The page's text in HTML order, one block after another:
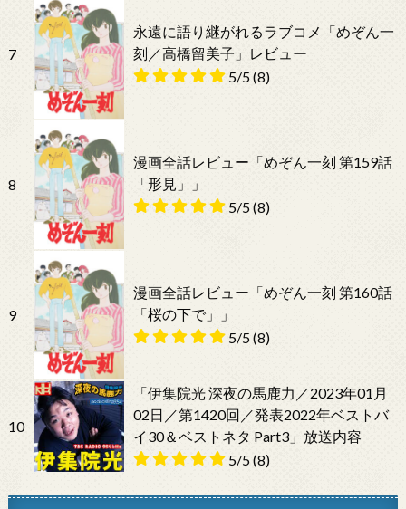
7
永遠に語り継がれるラブコメ「めぞん一
刻／高橋留美子」レビュー
5/5(8)
8
漫画全話レビュー「めぞん一刻 第159話
「形見」」
5/5(8)
9
漫画全話レビュー「めぞん一刻 第160話
「桜の下で」」
5/5(8)
10
「伊集院光 深夜の馬鹿力／2023年01月
02日／第1420回／発表2022年ベストバ
イ30＆ベストネタ Part3」放送内容
5/5(8)